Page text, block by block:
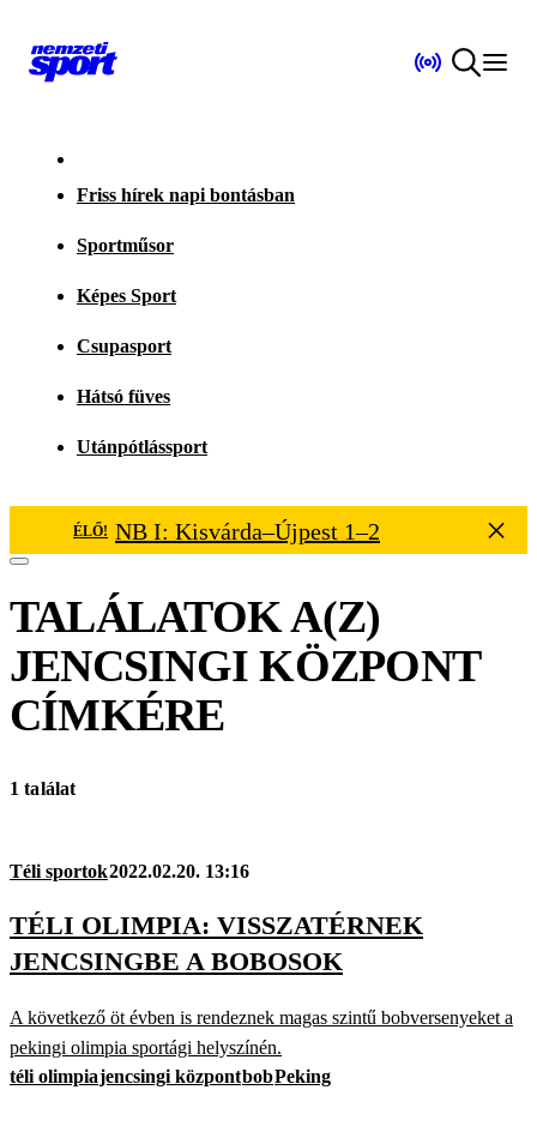
Friss hírek napi bontásban
Sportműsor
Képes Sport
Csupasport
Hátsó füves
Utánpótlássport
ÉLŐ! NB I: Kisvárda–Újpest 1–2
TALÁLATOK A(Z)
JENCSINGI KÖZPONT
CÍMKÉRE
1 találat
Téli sportok2022.02.20. 13:16
TÉLI OLIMPIA: VISSZATÉRNEK
JENCSINGBE A BOBOSOK
A következő öt évben is rendeznek magas szintű bobversenyeket a
pekingi olimpia sportági helyszínén.
téli olimpiajencsingi központbobPeking